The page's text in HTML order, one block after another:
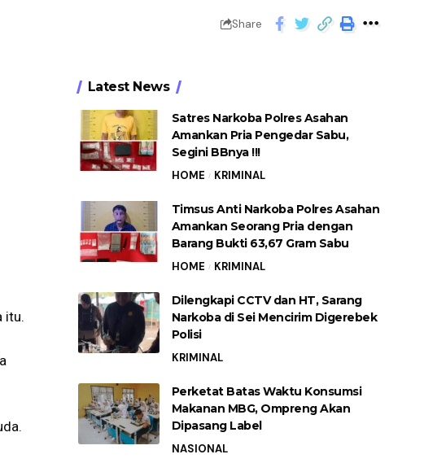
Share
itu.
Latest News
Satres Narkoba Polres Asahan
Amankan Pria Pengedar Sabu,
Segini BBnya !!!
HOME KRIMINAL
Timsus Anti Narkoba Polres Asahan
Amankan Seorang Pria dengan
Barang Bukti 63,67 Gram Sabu
HOME KRIMINAL
Dilengkapi CCTV dan HT, Sarang
Narkoba di Sei Mencirim Digerebek
Polisi
KRIMINAL
Perketat Batas Waktu Konsumsi
Makanan MBG, Ompreng Akan
Dipasang Label
NASIONAL